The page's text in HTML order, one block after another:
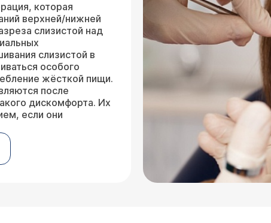
которая
верхней/нижней
слизистой над
слизистой в
особого
жёсткой пищи.
после
дискомфорта. Их
если они